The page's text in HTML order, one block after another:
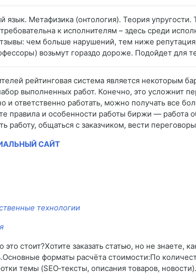
язык. Метафизика (онтология). Теория
к исполнителям – здесь среди
чем больше нарушений, тем ниже
возьмут гораздо дороже. Подойдет для
рейтинговая система является некоторым
выполненных работ. Конечно, это усложнит
и ответственно работать, можно получать все
правила и особенности работы биржи —
работу, общаться с заказчиком, вести
САЙТ
технологии
это стоит?Хотите заказать статью, но не
форматы расчёта стоимости:По
темы (SEO‑тексты, описания товаров,